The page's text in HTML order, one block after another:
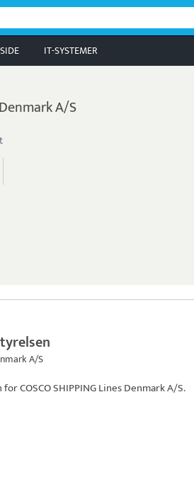
IT-SYSTEMER
A/S
A/S
forCOSCO SHIPPING Lines Denmark A/S.